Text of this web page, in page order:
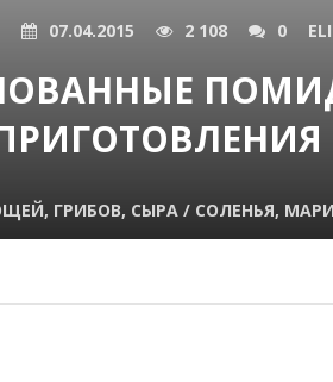
07.04.2015 2 108 0
ГРИБОВ, СЫРА / СОЛЕНЬЯ,